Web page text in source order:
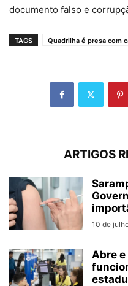
documento falso e
TAGS Quadrilha é presa com
ARTIGOS
10 de
Abre